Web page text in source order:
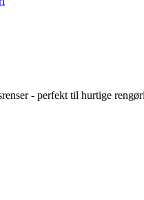
- perfekt til hurtige